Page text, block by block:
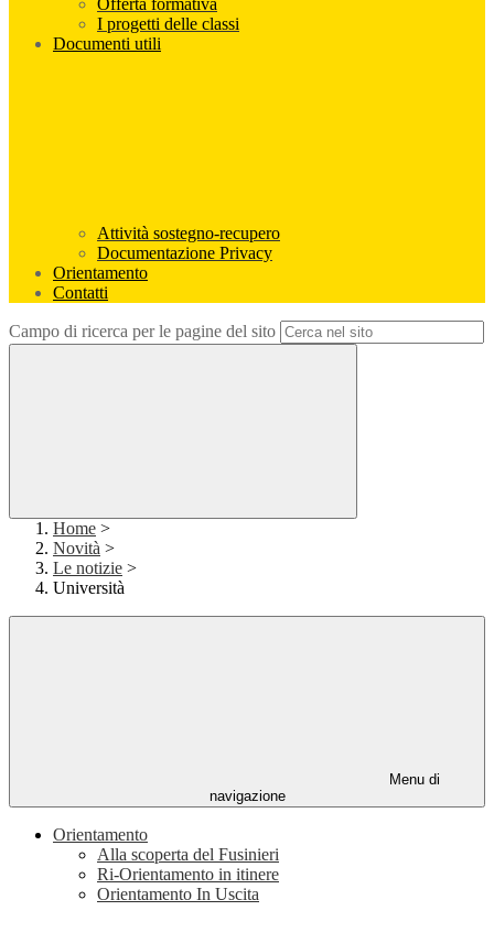
Offerta formativa
I progetti delle classi
Documenti utili
Attività sostegno-recupero
Documentazione Privacy
Orientamento
Contatti
Campo di ricerca per le pagine del sito
Home >
Novità >
Le notizie >
Università
Menu di
navigazione
Orientamento
Alla scoperta del Fusinieri
Ri-Orientamento in itinere
Orientamento In Uscita